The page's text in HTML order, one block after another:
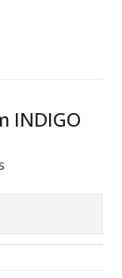
INDIGO